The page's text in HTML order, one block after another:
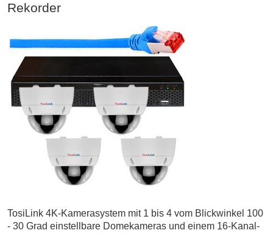
Rekorder
TosiLink 4K-Kamerasystem mit 1 bis 4 vom Blickwinkel 100
- 30 Grad einstellbare Domekameras und einem 16-Kanal-